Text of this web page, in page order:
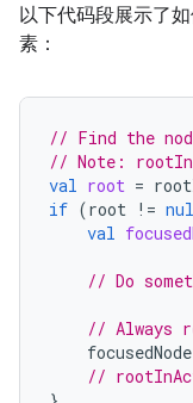
以下代码段展示了
素：
// Find the
// Note:
val root =
if (root !=
val
// Do
// Always
focusedNode
//